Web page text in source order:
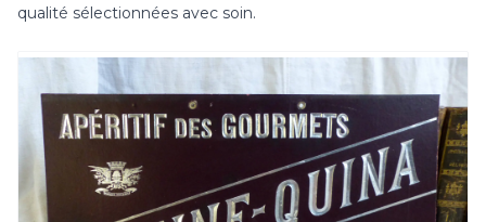
qualité sélectionnées avec soin.